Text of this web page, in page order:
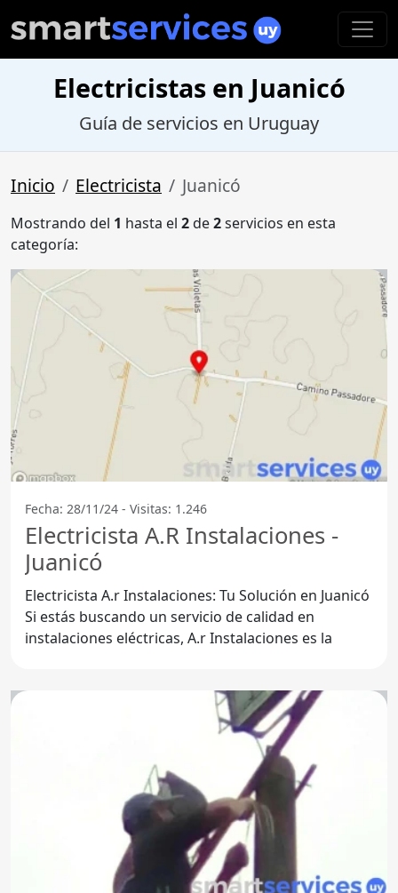
Electricistas en Juanicó
Guía de servicios en Uruguay
Inicio Electricista Juanicó
Mostrando del 1 hasta el 2de2servicios en esta
categoría:
Fecha: 28/11/24 - Visitas: 1.246
Electricista A.R Instalaciones -
Juanicó
Electricista A.r Instalaciones: Tu Solución en Juanicó
Si estás buscando un servicio de calidad en
instalaciones eléctricas, A.r Instalaciones es la